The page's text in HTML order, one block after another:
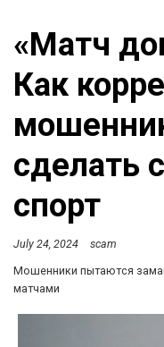
«Матч
Как
сделать
спорт
July 24, 2024
scam
Мошенники пытаются
матчами